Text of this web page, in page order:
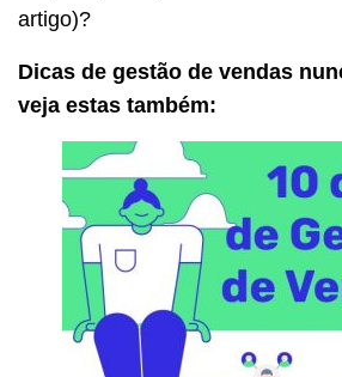
artigo)?
Dicas de gestão de vendas
veja estas também: